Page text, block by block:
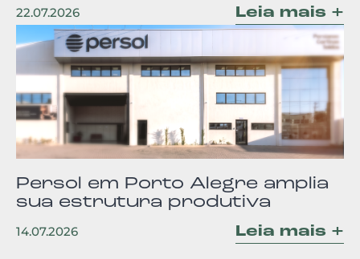
22.07.2026 Leia mais +
Persol em Porto Alegre amplia
sua estrutura produtiva
14.07.2026 Leia mais +